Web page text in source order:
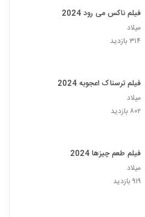
فیلم ناکس می رود 2024
میلاد
۳۱۴ بازدید
فیلم ترسناک اعجوبه 2024
میلاد
۸۰۲ بازدید
فیلم طعم چیزها 2024
میلاد
۹۱۹ بازدید